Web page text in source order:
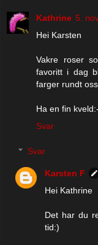
Kathrine 5.
Hei Karsten
Vakre roser
favoritt i dag
farger rundt
Ha en fin
Svar
Svar
Karsten F
Hei Kathrine
Det har du
tid:)